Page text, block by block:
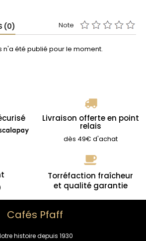
(0) Note
n'a été publié pour le moment.
Livraison offerte en point
relais
dès 49€ d'achat
Torréfaction fraîcheur
et qualité garantie
Cafés Pfaff
histoire depuis 1930